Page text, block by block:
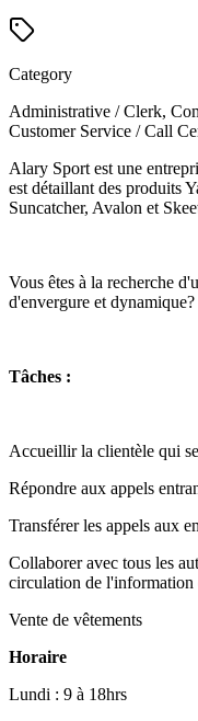
Category
Administrative / Clerk,
Customer Service / Call
Alary Sport est une
est détaillant des produits
Suncatcher, Avalon et
Vous êtes à la recherche
d'envergure et dynamique?
Tâches :
Accueillir la clientèle qui
Répondre aux appels
Transférer les appels aux
Collaborer avec tous les
circulation de l'information
Vente de vêtements
Horaire
Lundi : 9 à 18hrs